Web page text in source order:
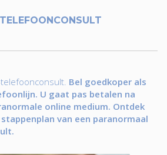
Bel goedkoper als
U gaat pas betalen na
online medium. Ontdek
van een paranormaal